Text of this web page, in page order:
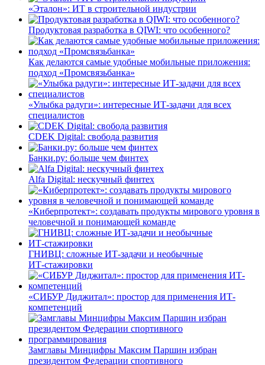
«Эталон»: ИТ в строительной индустрии
Продуктовая разработка в QIWI: что особенного?
Как делаются самые удобные мобильные приложения:
подход «Промсвязьбанка»
«Улыбка радуги»: интересные ИТ-задачи для всех
специалистов
CDEK Digital: свобода развития
Банки.ру: больше чем финтех
Alfa Digital: нескучный финтех
«Киберпротект»: создавать продукты мирового уровня в
человечной и понимающей команде
ГНИВЦ: сложные ИТ‑задачи и необычные
ИТ‑стажировки
«СИБУР Диджитал»: простор для применения ИТ-
компетенций
Замглавы Минцифры Максим Паршин избран
президентом Федерации спортивного